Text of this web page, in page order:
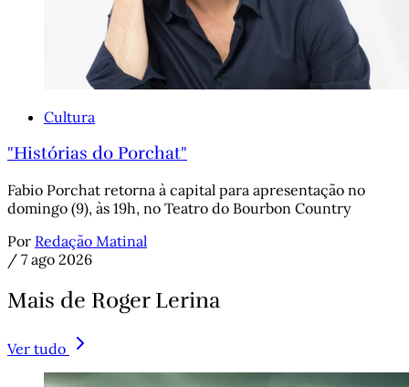
Cultura
"Histórias do Porchat"
Fabio Porchat retorna à capital para apresentação no
domingo (9), às 19h, no Teatro do Bourbon Country
Por Redação Matinal
/ 7 ago 2026
Mais de Roger Lerina
Ver tudo